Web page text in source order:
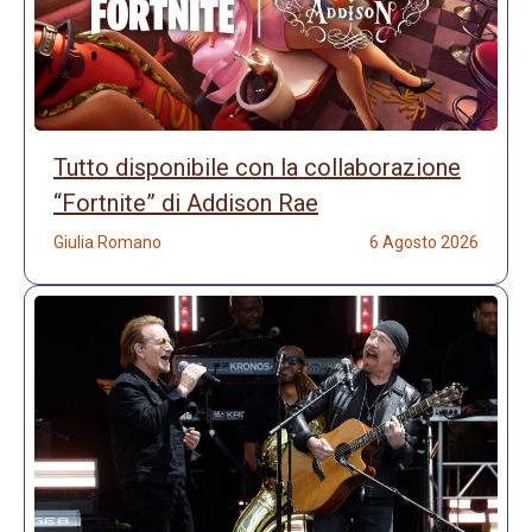
Tutto disponibile con la collaborazione
“Fortnite” di Addison Rae
Giulia Romano 6 Agosto 2026